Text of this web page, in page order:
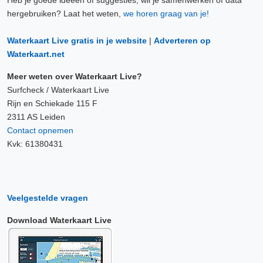
hergebruiken? Laat het weten, we horen graag van je!
Waterkaart Live gratis in je website | Adverteren op
Waterkaart.net
Meer weten over Waterkaart Live?
Surfcheck / Waterkaart Live
Rijn en Schiekade 115 F
2311 AS Leiden
Contact opnemen
Kvk: 61380431
Veelgestelde vragen
Download Waterkaart Live